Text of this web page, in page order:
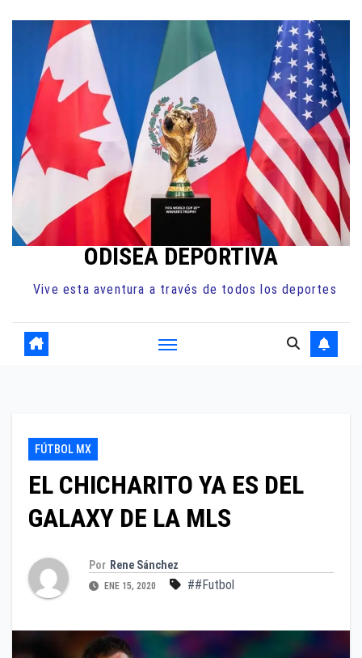
contenido
ODISEA DEPORTIVA
Vive esta aventura a través de todos los deportes
FÚTBOL MX
EL CHICHARITO YA ES DEL
GALAXY DE LA MLS
Por Rene Sánchez
ENE 15, 2020 ##Futbol